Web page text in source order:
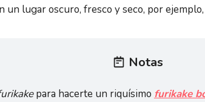
un lugar oscuro, fresco y seco, por
Notas
para hacerte un riquísimo furikake